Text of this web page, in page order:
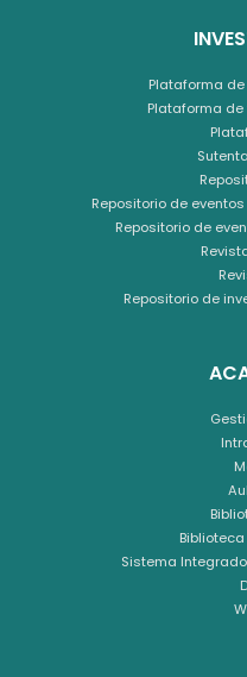
Plataforma
Plataforma
Repositorio de
Repositorio de
Repositorio de
Sistema